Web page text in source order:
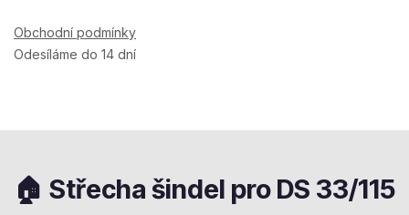
Obchodní podmínky
Odesíláme do 14 dní
🏠 Střecha šindel pro DS 33/115